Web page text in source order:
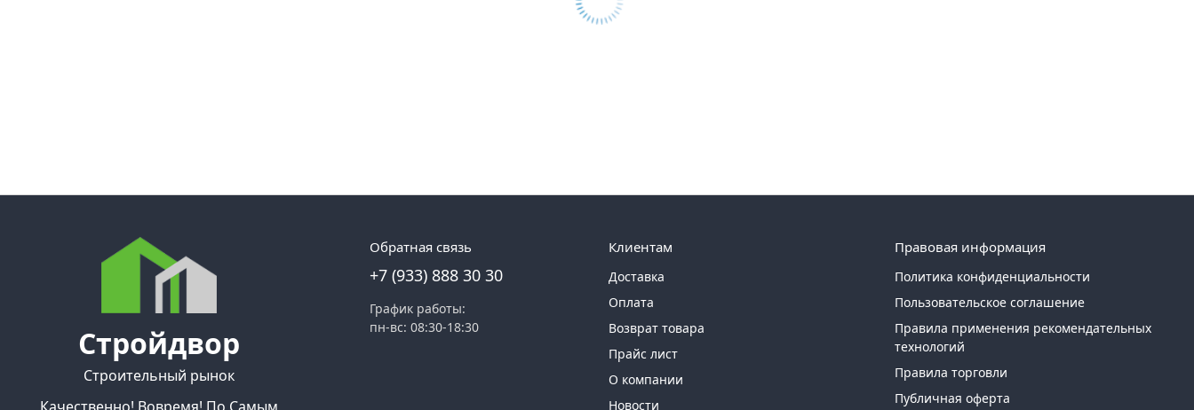
Стройдвор
Строительный рынок
Обратная связь
+7 (933) 888 30 30
График работы:
пн-вс: 08:30-18:30
Клиентам
Доставка
Оплата
Возврат товара
Прайс лист
О компании
Новости
Правовая информация
Политика конфиденциальности
Пользовательское соглашение
Правила применения рекомендательных
технологий
Правила торговли
Публичная оферта